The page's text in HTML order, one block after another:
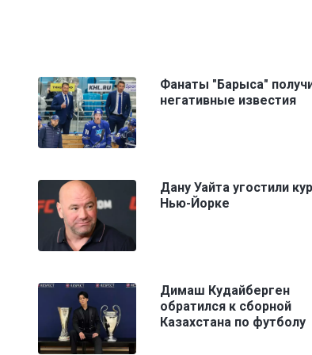
Фанаты "Барыса"
негативные известия
Дану Уайта угостили
Нью-Йорке
Димаш Кудайберген
обратился к сборной
Казахстана по футболу